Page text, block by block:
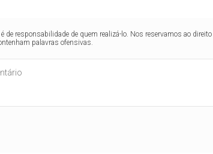
de responsabilidade de quem realizá-lo. Nos reservamos ao
palavras ofensivas.